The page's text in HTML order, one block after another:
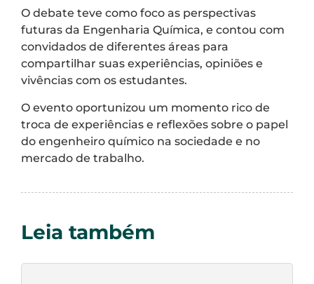
O debate teve como foco as perspectivas
futuras da Engenharia Química, e contou com
convidados de diferentes áreas para
compartilhar suas experiências, opiniões e
vivências com os estudantes.
O evento oportunizou um momento rico de
troca de experiências e reflexões sobre o papel
do engenheiro químico na sociedade e no
mercado de trabalho.
Leia também